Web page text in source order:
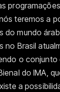
teremos a
do mundo
no Brasil
o conjunto
do IMA,
a